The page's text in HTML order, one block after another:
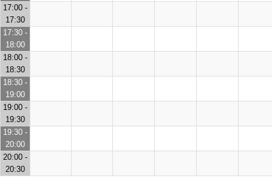
17:00 -
17:30
17:30 -
18:00
18:00 -
18:30
18:30 -
19:00
19:00 -
19:30
19:30 -
20:00
20:00 -
20:30